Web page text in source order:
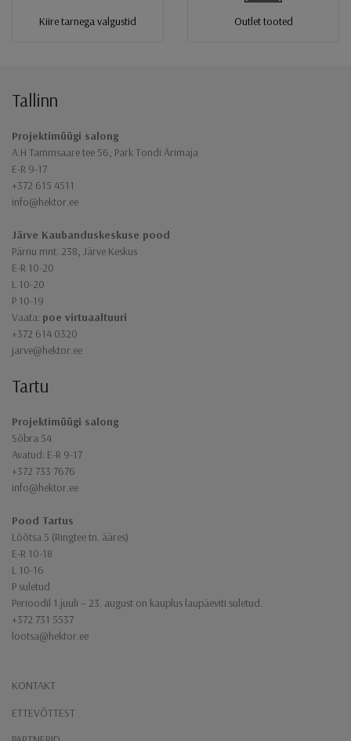
Kiire tarnega valgustid Outlet tooted
Jaluse navigatsioon
Tallinn
Projektimüügi salong
A.H Tammsaare tee 56, Park Tondi Ärimaja
E-R 9-17
+372 615 4511
info@hektor.ee
Järve Kaubanduskeskuse pood
Pärnu mnt. 238, Järve Keskus
E-R 10-20
L 10-20
P 10-19
Vaata: poe virtuaaltuuri
+372 614 0320
jarve@hektor.ee
Tartu
Projektimüügi salong
Sõbra 54
Avatud: E-R 9-17
+372 733 7676
info@hektor.ee
Pood Tartus
Lõõtsa 5 (Ringtee tn. ääres)
E-R 10-18
L 10-16
P suletud
Perioodil 1.juuli – 23. august on kauplus laupäeviti suletud.
+372 731 5537
lootsa@hektor.ee
KONTAKT
ETTEVÕTTEST